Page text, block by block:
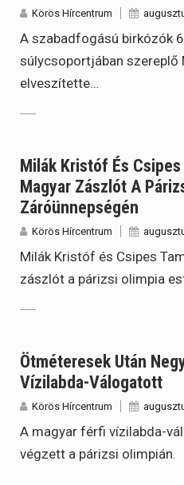
Körös Hírcentrum
A szabadfogású birkózók
súlycsoportjában szereplő
elveszítette…
Milák Kristóf És
Magyar Zászlót A
Záróünnepségén
Körös Hírcentrum
Milák Kristóf és Csipes
zászlót a párizsi olimpia
Ötméteresek Után
Vízilabda-Válogatott
Körös Hírcentrum
A magyar férfi vízilabda-
végzett a párizsi olimpián.